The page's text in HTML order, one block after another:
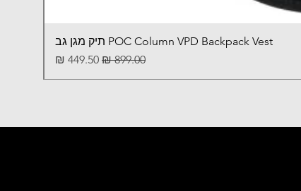
POC Column VPD Backpack Vest תיק מגן גב
מחיר רגיל מחיר מבצע